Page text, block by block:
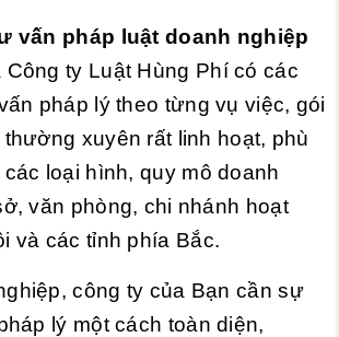
vấn pháp luật doanh nghiệp
Công ty Luật Hùng Phí có các
pháp lý theo từng vụ việc, gói
xuyên rất linh hoạt, phù
loại hình, quy mô doanh
văn phòng, chi nhánh hoạt
và các tỉnh phía Bắc.
công ty của Bạn cần sự
lý một cách toàn diện,